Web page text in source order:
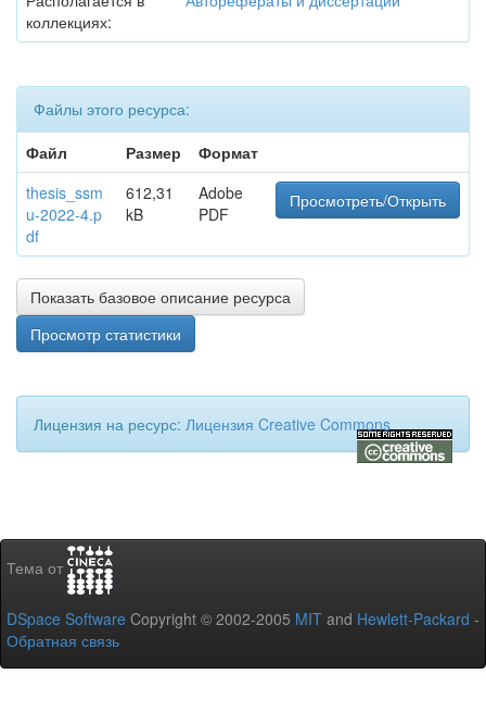
коллекциях:
Файлы этого ресурса:
Файл
Размер
Формат
thesis_ssm
u-2022-4.p
df
612,31
kB
Adobe
PDF
Просмотреть/Открыть
Показать базовое описание ресурса
Просмотр статистики
Лицензия на ресурс: Лицензия Creative Commons
Тема от
DSpace Software Copyright © 2002-2005 MIT and Hewlett-Packard -
Обратная связь